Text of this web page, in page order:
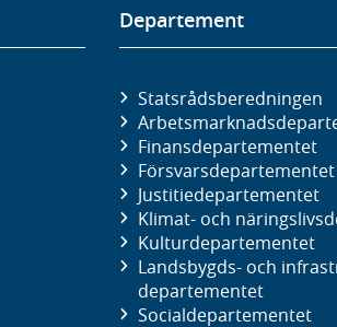
Departement
Statsrådsberedningen
Finans­departementet
Försvars­departementet
Justitie­departementet
Klimat- och
Kultur­departementet
Landsbygds- och
departementet
Social­departementet